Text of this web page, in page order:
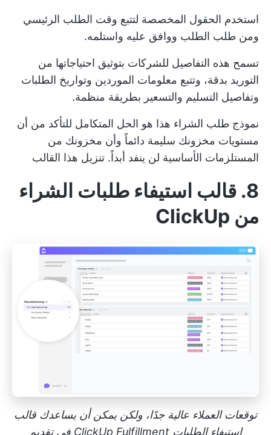
استخدم الحقول المخصصة لتتبع وقت الطلب الرئيسي
ومن طلب الطلب ووافق عليه واستلمه.
تسمح هذه التفاصيل للشركات بتوثيق احتياجاتها من
التوريد بدقة، وتتبع معلومات الموردين وتواريخ الطلبات
وتفاصيل التسليم والتسعير بطريقة منظمة.
نموذج طلب الشراء هذا هو الحل المتكامل للتأكد من أن
مستويات مخزونك سليمة دائماً وأن مخزونك من
المستلزمات الأساسية لن ينفد أبداً. تنزيل هذا القالب
8. قالب استيفاء طلبات الشراء
من ClickUp
توقعات العملاء عالية جدًا، ولكن يمكن أن يساعدك قالب
استيفاء الطلبات ClickUp Fulfillment في تقديم